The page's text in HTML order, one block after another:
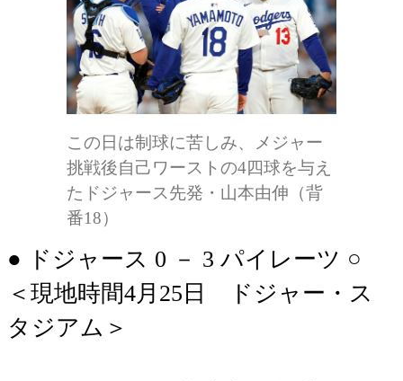
この日は制球に苦しみ、メジャー
挑戦後自己ワーストの4四球を与え
たドジャース先発・山本由伸（背
番18）
● ドジャース 0 － 3 パイレーツ ○
＜現地時間4月25日 ドジャー・ス
タジアム＞